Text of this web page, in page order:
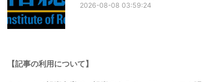
2026-08-08 03:59:24
【記事の利用について】